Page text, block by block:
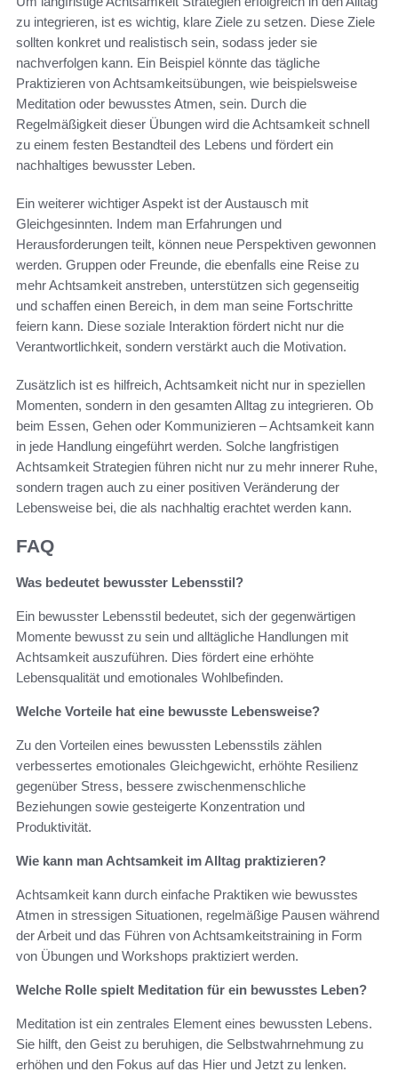
zu integrieren, ist es wichtig, klare Ziele zu setzen. Diese Ziele
sollten konkret und realistisch sein, sodass jeder sie
nachverfolgen kann. Ein Beispiel könnte das tägliche
Praktizieren von Achtsamkeitsübungen, wie beispielsweise
Meditation oder bewusstes Atmen, sein. Durch die
Regelmäßigkeit dieser Übungen wird die Achtsamkeit schnell
zu einem festen Bestandteil des Lebens und fördert ein
nachhaltiges bewusster Leben.
Ein weiterer wichtiger Aspekt ist der Austausch mit
Gleichgesinnten. Indem man Erfahrungen und
Herausforderungen teilt, können neue Perspektiven gewonnen
werden. Gruppen oder Freunde, die ebenfalls eine Reise zu
mehr Achtsamkeit anstreben, unterstützen sich gegenseitig
und schaffen einen Bereich, in dem man seine Fortschritte
feiern kann. Diese soziale Interaktion fördert nicht nur die
Verantwortlichkeit, sondern verstärkt auch die Motivation.
Zusätzlich ist es hilfreich, Achtsamkeit nicht nur in speziellen
Momenten, sondern in den gesamten Alltag zu integrieren. Ob
beim Essen, Gehen oder Kommunizieren – Achtsamkeit kann
in jede Handlung eingeführt werden. Solche langfristigen
Achtsamkeit Strategien führen nicht nur zu mehr innerer Ruhe,
sondern tragen auch zu einer positiven Veränderung der
Lebensweise bei, die als nachhaltig erachtet werden kann.
FAQ
Was bedeutet bewusster Lebensstil?
Ein bewusster Lebensstil bedeutet, sich der gegenwärtigen
Momente bewusst zu sein und alltägliche Handlungen mit
Achtsamkeit auszuführen. Dies fördert eine erhöhte
Lebensqualität und emotionales Wohlbefinden.
Welche Vorteile hat eine bewusste Lebensweise?
Zu den Vorteilen eines bewussten Lebensstils zählen
verbessertes emotionales Gleichgewicht, erhöhte Resilienz
gegenüber Stress, bessere zwischenmenschliche
Beziehungen sowie gesteigerte Konzentration und
Produktivität.
Wie kann man Achtsamkeit im Alltag praktizieren?
Achtsamkeit kann durch einfache Praktiken wie bewusstes
Atmen in stressigen Situationen, regelmäßige Pausen während
der Arbeit und das Führen von Achtsamkeitstraining in Form
von Übungen und Workshops praktiziert werden.
Welche Rolle spielt Meditation für ein bewusstes Leben?
Meditation ist ein zentrales Element eines bewussten Lebens.
Sie hilft, den Geist zu beruhigen, die Selbstwahrnehmung zu
erhöhen und den Fokus auf das Hier und Jetzt zu lenken.